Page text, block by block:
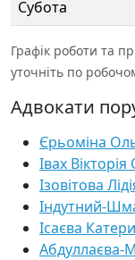
Субота
Графік роботи та
уточніть по
Адвокати
Єрьоміна
Івах Вікторія
Ізовітова
Індутний-
Ісаєва
Абдуллаєва-